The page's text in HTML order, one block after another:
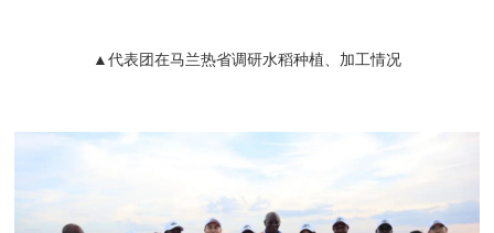
▲代表团在马兰热省调研水稻种植、加工情况